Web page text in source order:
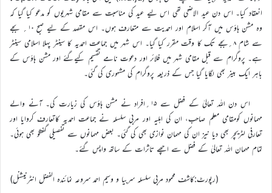
انعقاد کیا۔ اس دن عید الاضحی تھی اس لیے عید کی مناسبت سے مقامی شہریوں کو مدعو کیا گیا کہ
وہ مشن ہاؤس میں آکر اسلام اور احمدیت سے متعارف ہوں۔ اس مقصد کے لیے صبح ۱۰؍ بجے
سے شام ۸؍بجے تک کا وقت مقرر کیا گیا۔ اس شہر میں جماعت احمدیہ کا سینٹر پہلا اسلامی سینٹر
ہے۔ پروگرام سے قبل مقامی شہر میں فلائر اور دعوت نامے تقسیم کیےگئے اور مشن ہاؤس کے
باہر ایک بینر بھی لگایا گیا جس کے ذریعہ پروگرام کی مشہوری کی گئی۔
اس دن اللہ تعالیٰ کے فضل سے ۱۵؍افراد نے مشن ہاؤس کی زیارت کی۔ آنے والے
مہمانوں کومقامی معلم صاحب، ان کی اہلیہ اور مربی سلسلہ نے جماعت احمدیہ کاتعارف کروایا اور
تعارفی لٹریچر بھی دیا نیز ان کی مہمان نوازی بھی کی گئی۔ بعض مہمانوں سے تفصیلی گفتگو بھی ہوئی۔
تمام مہمان اللہ تعالیٰ کے فضل سے اچھے تاثرات کے ساتھ واپس گئے۔
(رپورٹ:کاشف محمود مربی سلسلہ سربیا و وسیم احمد سروعہ نمائندہ الفضل انٹرنیشنل)